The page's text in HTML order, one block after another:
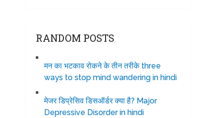
RANDOM POSTS
मन का भटकाव रोकने के तीन तरीके three
ways to stop mind wandering in hindi
मेजर डिप्रेसिव डिसऑर्डर क्या है? Major
Depressive Disorder in hindi